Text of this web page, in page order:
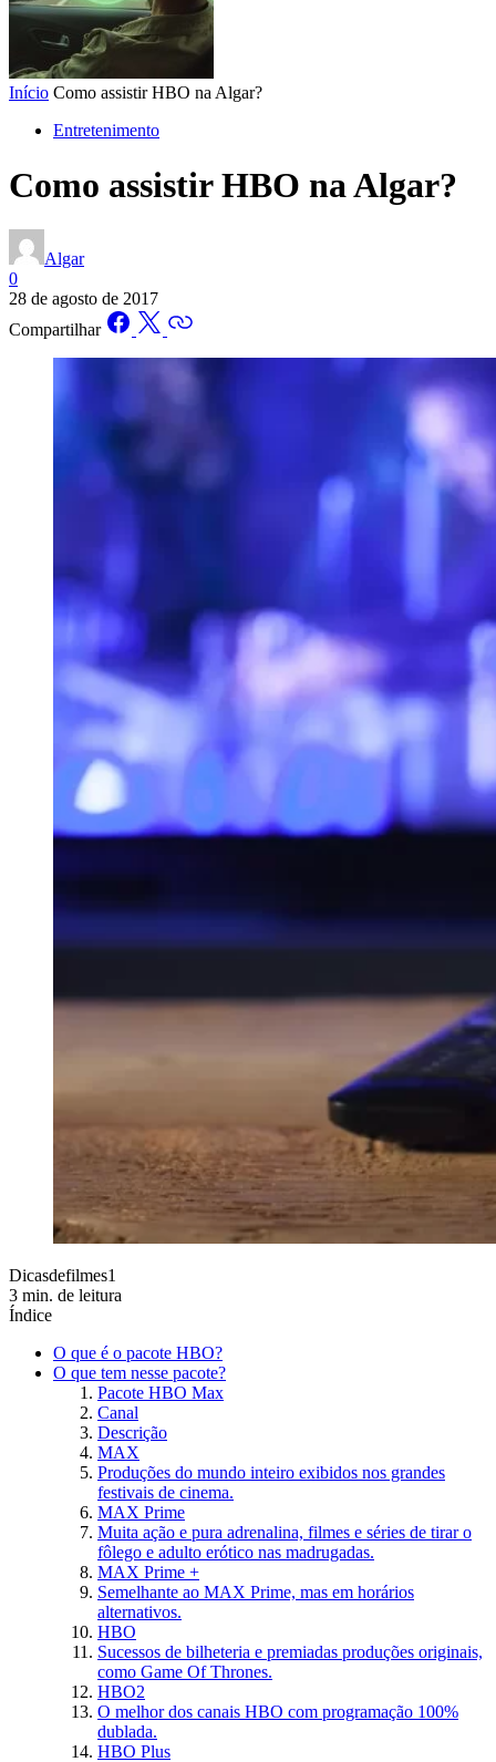
Início Como assistir HBO na Algar?
Entretenimento
Como assistir HBO na Algar?
Algar
0
28 de agosto de 2017
Compartilhar
Dicasdefilmes1
3 min. de leitura
Índice
O que é o pacote HBO?
O que tem nesse pacote?
Pacote HBO Max
Canal
Descrição
MAX
Produções do mundo inteiro exibidos nos grandes
festivais de cinema.
MAX Prime
Muita ação e pura adrenalina, filmes e séries de tirar o
fôlego e adulto erótico nas madrugadas.
MAX Prime +
Semelhante ao MAX Prime, mas em horários
alternativos.
HBO
Sucessos de bilheteria e premiadas produções originais,
como Game Of Thrones.
HBO2
O melhor dos canais HBO com programação 100%
dublada.
HBO Plus